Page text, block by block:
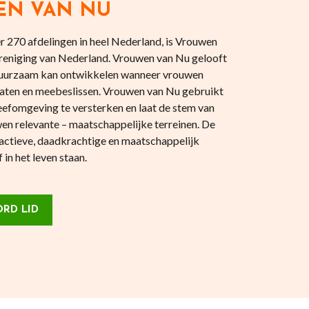
VAN NU
afdelingen in heel Nederland, is Vrouwen
van Nederland. Vrouwen van Nu gelooft
kan ontwikkelen wanneer vrouwen
en meebeslissen. Vrouwen van Nu gebruikt
te versterken en laat de stem van
relevante – maatschappelijke terreinen. De
daadkrachtige en maatschappelijk
het leven staan.
LID